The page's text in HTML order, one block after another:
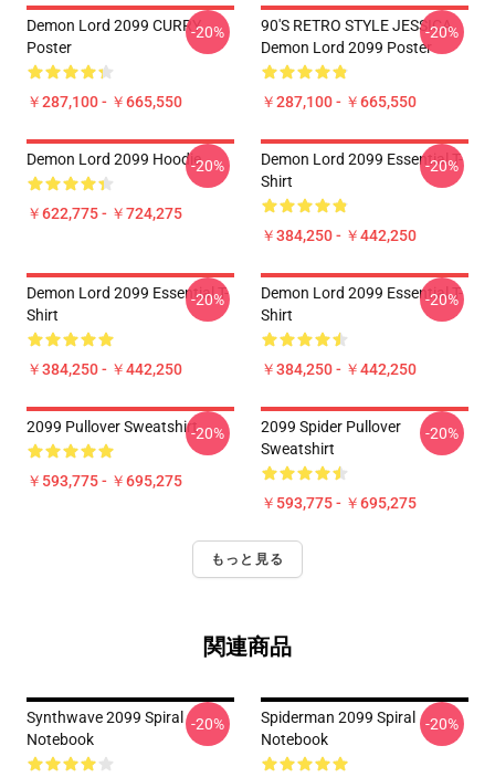
Demon Lord 2099 CURRY
Poster
￥287,100 - ￥665,550
-20%
90'S RETRO STYLE JESSICA
Demon Lord 2099 Poster
￥287,100 - ￥665,550
-20%
Demon Lord 2099 Hoodie
￥622,775 - ￥724,275
-20%
Demon Lord 2099 Essential T-
Shirt
￥384,250 - ￥442,250
-20%
Demon Lord 2099 Essential T-
Shirt
￥384,250 - ￥442,250
-20%
Demon Lord 2099 Essential T-
Shirt
￥384,250 - ￥442,250
-20%
2099 Pullover Sweatshirt
￥593,775 - ￥695,275
-20%
2099 Spider Pullover
Sweatshirt
￥593,775 - ￥695,275
-20%
もっと見る
関連商品
Synthwave 2099 Spiral
Notebook
-20%
Spiderman 2099 Spiral
Notebook
-20%